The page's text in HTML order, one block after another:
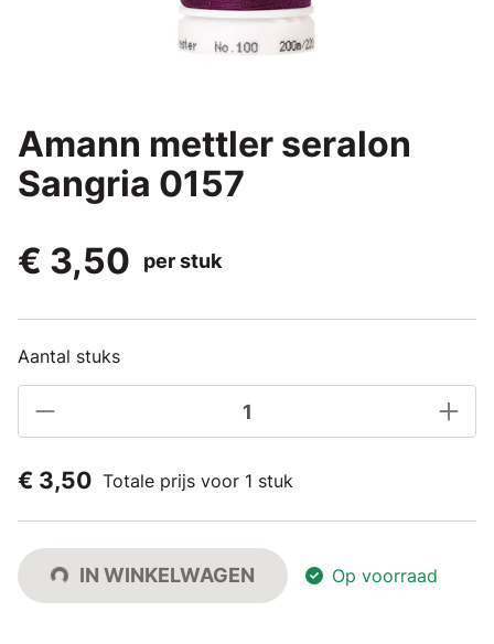
Amann mettler seralon
Sangria 0157
€ 3,50
per stuk
Aantal stuks
€ 3,50 Totale prijs voor 1 stuk
IN WINKELWAGEN Op voorraad